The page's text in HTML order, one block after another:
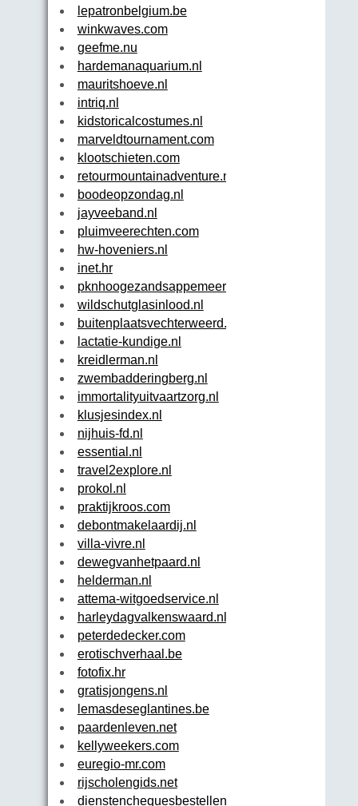
lepatronbelgium.be
winkwaves.com
geefme.nu
hardemanaquarium.nl
mauritshoeve.nl
intriq.nl
kidstoricalcostumes.nl
marveldtournament.com
klootschieten.com
retourmountainadventure.nl
boodeopzondag.nl
jayveeband.nl
pluimveerechten.com
hw-hoveniers.nl
inet.hr
pknhoogezandsappemeer.nl
wildschutglasinlood.nl
buitenplaatsvechterweerd.nl
lactatie-kundige.nl
kreidlerman.nl
zwembadderingberg.nl
immortalityuitvaartzorg.nl
klusjesindex.nl
nijhuis-fd.nl
essential.nl
travel2explore.nl
prokol.nl
praktijkroos.com
debontmakelaardij.nl
villa-vivre.nl
dewegvanhetpaard.nl
helderman.nl
attema-witgoedservice.nl
harleydagvalkenswaard.nl
peterdedecker.com
erotischverhaal.be
fotofix.hr
gratisjongens.nl
lemasdeseglantines.be
paardenleven.net
kellyweekers.com
euregio-mr.com
rijscholengids.net
dienstenchequesbestellen.be